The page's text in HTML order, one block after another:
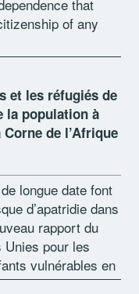
that
of any
et les réfugiés de
la population à
de l’Afrique
longue date font
d’apatridie dans
rapport du
Unies pour les
vulnérables en